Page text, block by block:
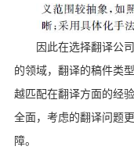
因此在选择翻译公
的领域，翻译的稿件类
越匹配在翻译方面的经
全面，考虑的翻译问题
障。